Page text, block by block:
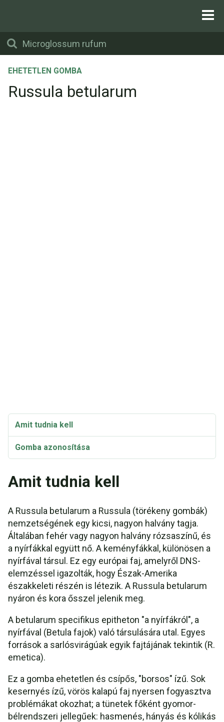
EHETETLEN GOMBA
Russula betularum
Amit tudnia kell
Gomba azonosítása
Amit tudnia kell
A Russula betularum a Russula (törékeny gombák)
nemzetségének egy kicsi, nagyon halvány tagja.
Általában fehér vagy nagyon halvány rózsaszínű, és
a nyírfákkal együtt nő. A keményfákkal, különösen a
nyírfával társul. Ez egy európai faj, amelyről DNS-
elemzéssel igazolták, hogy Észak-Amerika
északkeleti részén is létezik. A Russula betularum
nyáron és kora ősszel jelenik meg.
A betularum specifikus epitheton "a nyírfákról", a
nyírfával (Betula fajok) való társulására utal. Egyes
források a sarlósvirágúak egyik fajtájának tekintik (R.
emetica).
Ez a gomba ehetetlen és csípős, "borsos" ízű. Sok
kesernyés ízű, vörös kalapú faj nyersen fogyasztva
problémákat okozhat; a tünetek főként gyomor-
bélrendszeri jellegűek: hasmenés, hányás és kólikás